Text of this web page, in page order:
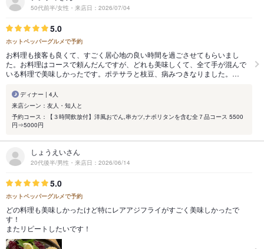
50代前半/女性・来店日：2026/07/04
5.0
ホットペッパーグルメで予約
お料理も接客も良くて、すごく居心地の良い時間を過ごさせてもらいまし
た。お料理はコースで頼んだんですが、どれも美味しくて、全て手が混んで
いる料理で美味しかったです。ポテサラと枝豆、病みつきなりました。…
ディナー | 4人
来店シーン：友人・知人と
予約コース：【３時間飲放付】洋風おでん,串カツ,ナポリタンを含む全７品コース 5500
円⇒5000円
しょうえいさん
20代後半/男性・来店日：2026/06/14
5.0
ホットペッパーグルメで予約
どの料理も美味しかったけど特にレアアジフライがすごく美味しかったで
す！
またリピートしたいです！